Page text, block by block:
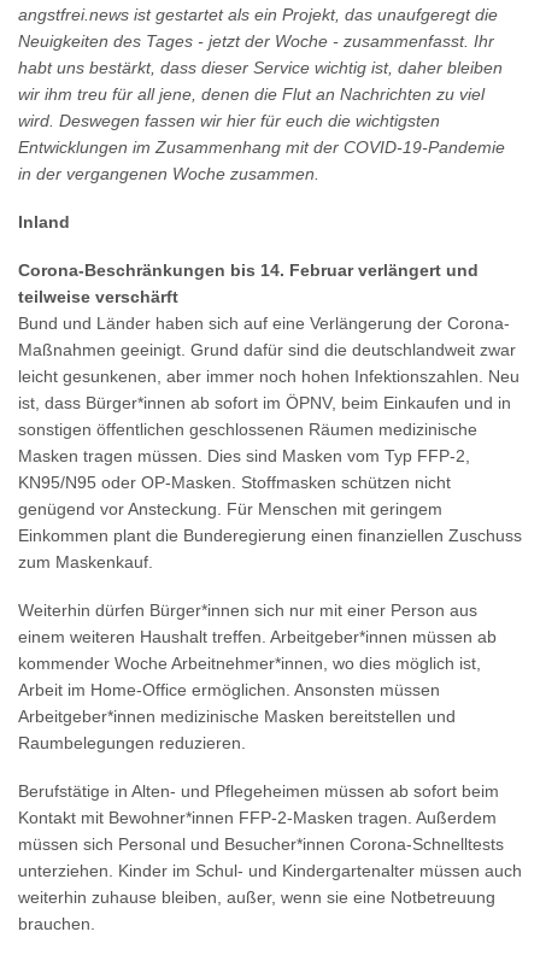
angstfrei.news ist gestartet als ein Projekt, das unaufgeregt die
Neuigkeiten des Tages - jetzt der Woche - zusammenfasst. Ihr
habt uns bestärkt, dass dieser Service wichtig ist, daher bleiben
wir ihm treu für all jene, denen die Flut an Nachrichten zu viel
wird. Deswegen fassen wir hier für euch die wichtigsten
Entwicklungen im Zusammenhang mit der COVID-19-Pandemie
in der vergangenen Woche zusammen.
Inland
Corona-Beschränkungen bis 14. Februar verlängert und
teilweise verschärft
Bund und Länder haben sich auf eine Verlängerung der Corona-
Maßnahmen geeinigt. Grund dafür sind die deutschlandweit zwar
leicht gesunkenen, aber immer noch hohen Infektionszahlen. Neu
ist, dass Bürger*innen ab sofort im ÖPNV, beim Einkaufen und in
sonstigen öffentlichen geschlossenen Räumen medizinische
Masken tragen müssen. Dies sind Masken vom Typ FFP-2,
KN95/N95 oder OP-Masken. Stoffmasken schützen nicht
genügend vor Ansteckung. Für Menschen mit geringem
Einkommen plant die Bunderegierung einen finanziellen Zuschuss
zum Maskenkauf.
Weiterhin dürfen Bürger*innen sich nur mit einer Person aus
einem weiteren Haushalt treffen. Arbeitgeber*innen müssen ab
kommender Woche Arbeitnehmer*innen, wo dies möglich ist,
Arbeit im Home-Office ermöglichen. Ansonsten müssen
Arbeitgeber*innen medizinische Masken bereitstellen und
Raumbelegungen reduzieren.
Berufstätige in Alten- und Pflegeheimen müssen ab sofort beim
Kontakt mit Bewohner*innen FFP-2-Masken tragen. Außerdem
müssen sich Personal und Besucher*innen Corona-Schnelltests
unterziehen. Kinder im Schul- und Kindergartenalter müssen auch
weiterhin zuhause bleiben, außer, wenn sie eine Notbetreuung
brauchen.